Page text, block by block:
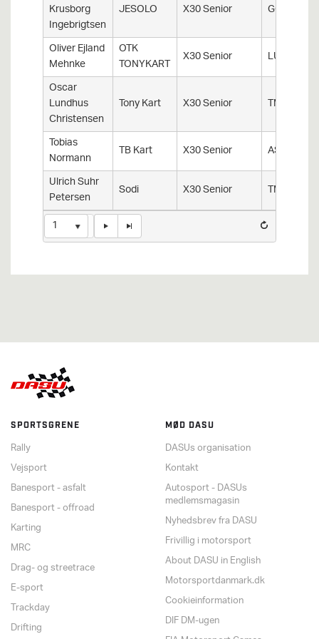
Krusborg
Ingebrigtsen
JESOLO X30 Senior
GGK
Oliver Ejland
Mehnke
OTK
TONYKART X30 Senior
LUG
Oscar
Lundhus
Christensen
Tony Kart X30 Senior
TMS
Tobias
Normann TB Kart X30 Senior
ASKH
Ulrich Suhr
Petersen Sodi X30 Senior
TMS
1
SPORTSGRENE
Rally
Vejsport
Banesport - asfalt
Banesport - offroad
Karting
MRC
Drag- og streetrace
E-sport
Trackday
Drifting
MØD DASU
DASUs organisation
Kontakt
Autosport - DASUs
medlemsmagasin
Nyhedsbrev fra DASU
Frivillig i motorsport
About DASU in English
Motorsportdanmark.dk
Cookieinformation
DIF DM-ugen